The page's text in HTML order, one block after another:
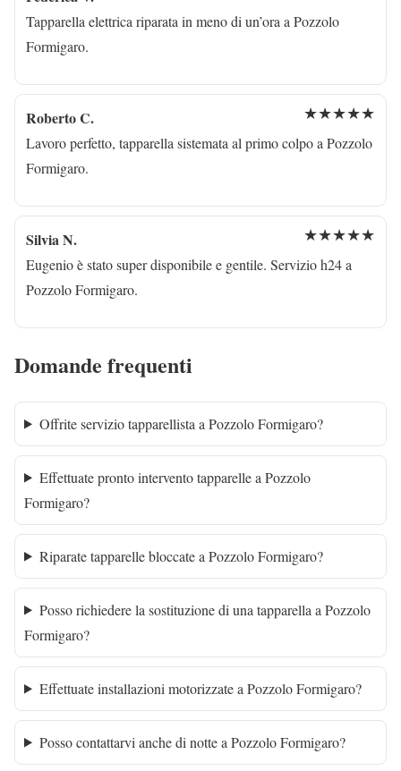
Tapparella elettrica riparata in meno di un’ora a Pozzolo
Formigaro.
Roberto C. ★★★★★
Lavoro perfetto, tapparella sistemata al primo colpo a Pozzolo
Formigaro.
Silvia N. ★★★★★
Eugenio è stato super disponibile e gentile. Servizio h24 a
Pozzolo Formigaro.
Domande frequenti
Offrite servizio tapparellista a Pozzolo Formigaro?
Effettuate pronto intervento tapparelle a Pozzolo
Formigaro?
Riparate tapparelle bloccate a Pozzolo Formigaro?
Posso richiedere la sostituzione di una tapparella a Pozzolo
Formigaro?
Effettuate installazioni motorizzate a Pozzolo Formigaro?
Posso contattarvi anche di notte a Pozzolo Formigaro?